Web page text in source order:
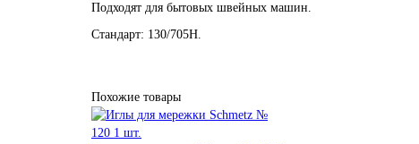
Подходят для бытовых швейных машин.
Стандарт: 130/705H.
Похожие товары